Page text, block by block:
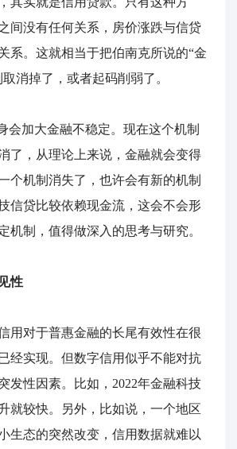
间没有任何关系，房价涨跌与信贷
系。这就相当于把伯南克所说的“金
消掉了，或者起码削弱了。
会加大金融不稳定。现在这个机制
了，从理论上来说，金融就会变得
个机制消失了，也许会有新的机制
信贷比较依赖现金流，这会不会形
机制，值得做深入的思考与研究。
性
用对于普惠金融的长尾有效性在很
经实现。但数字信用似乎不能对抗
发性因素。比如，2022年金融科技
就较快。另外，比如说，一个地区
生态的突然改变，信用数据就难以